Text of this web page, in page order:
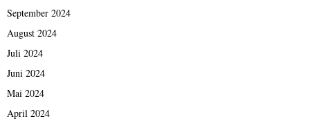
September 2024
August 2024
Juli 2024
Juni 2024
Mai 2024
April 2024